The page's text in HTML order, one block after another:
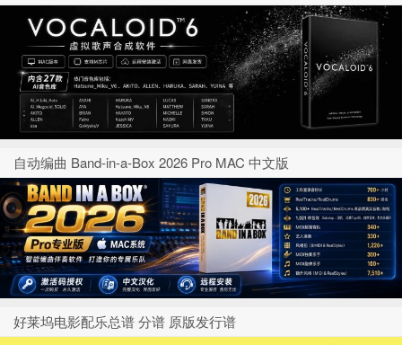
自动编曲 Band-in-a-Box 2026 Pro MAC 中文版
好莱坞电影配乐总谱 分谱 原版发行谱